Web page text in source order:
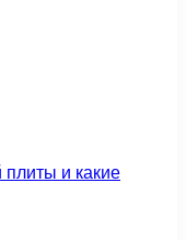
плиты и какие